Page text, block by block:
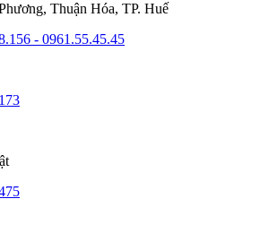
Thuận Hóa, TP. Huế
- 0961.55.45.45